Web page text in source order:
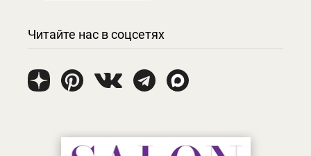
Читайте нас в соцсетях